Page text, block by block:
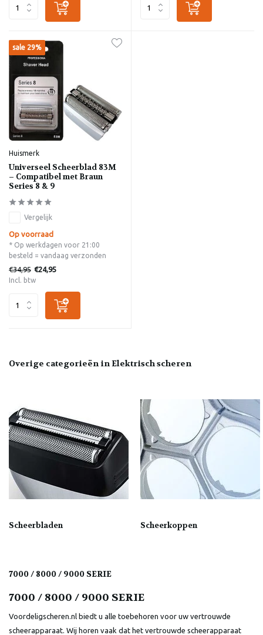
sale 29%
Huismerk
Universeel Scheerblad 83M
– Compatibel met Braun
Series 8 & 9
Vergelijk
Op voorraad
* Op werkdagen voor 21:00
besteld = vandaag verzonden
€34,95 €24,95
Incl. btw
Overige categorieën in Elektrisch scheren
Scheerbladen Scheerkoppen
7000 / 8000 / 9000 SERIE
7000 / 8000 / 9000 SERIE
Voordeligscheren.nl biedt u alle toebehoren voor uw vertrouwde
scheerapparaat. Wij horen vaak dat het vertrouwde scheerapparaat